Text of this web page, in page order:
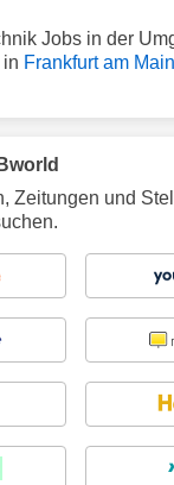
Jobs in der
Frankfurt am Main
Zeitungen und